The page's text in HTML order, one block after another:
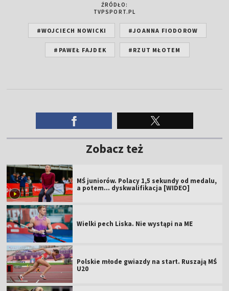
ŹRÓDŁO:
TVPSPORT.PL
#WOJCIECH NOWICKI #JOANNA FIODOROW
#PAWEŁ FAJDEK #RZUT MŁOTEM
Zobacz też
MŚ juniorów. Polacy 1,5 sekundy od medalu,
a potem... dyskwalifikacja [WIDEO]
Wielki pech Liska. Nie wystąpi na ME
Polskie młode gwiazdy na start. Ruszają MŚ
U20